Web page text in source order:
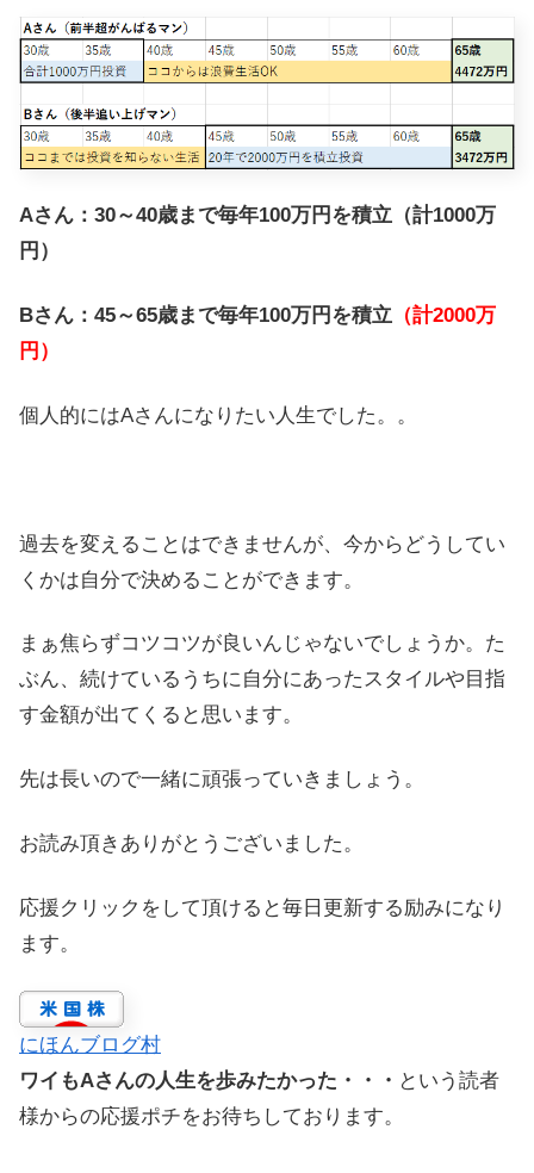
Aさん：30～40歳まで毎年100万円を積立（計1000万
円）
Bさん：45～65歳まで毎年100万円を積立 （計2000万
円）
個人的にはAさんになりたい人生でした。。
過去を変えることはできませんが、今からどうしてい
くかは自分で決めることができます。
まぁ焦らずコツコツが良いんじゃないでしょうか。た
ぶん、続けているうちに自分にあったスタイルや目指
す金額が出てくると思います。
先は長いので一緒に頑張っていきましょう。
お読み頂きありがとうございました。
応援クリックをして頂けると毎日更新する励みになり
ます。
にほんブログ村
ワイもAさんの人生を歩みたかった・・・ という読者
様からの応援ポチをお待ちしております。